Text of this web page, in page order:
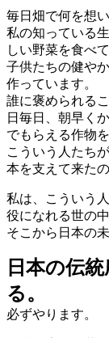
毎日畑で何を想
私の知っている
しい野菜を食べ
子供たちの健や
作っています。
誰に褒められる
日毎日、朝早く
でもらえる作物
こういう人たち
本を支えて来たの
私は、こういう
役になれる世の
そこから日本の
日本の伝
る。
必ずやります。